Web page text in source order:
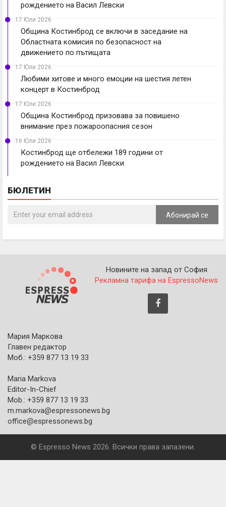
рождението на Васил Левски
17 Юли 2026
Община Костинброд се включи в заседание на
Областната комисия по безопасност на
движението по пътищата
17 Юли 2026
Любими хитове и много емоции на шестия летен
концерт в Костинброд
17 Юли 2026
Община Костинброд призовава за повишено
внимание през пожароопасния сезон
16 Юли 2026
Костинброд ще отбележи 189 години от
рождението на Васил Левски
БЮЛЕТИН
Абонирай се
Новините на запад от София
Рекламна тарифа на EspressoNews
Мария Маркова
Главен редактор
Моб.: +359 877 13 19 33
Maria Markova
Editor-In-Chief
Mob.: +359 877 13 19 33
m.markova@espressonews.bg
office@espressonews.bg
© Espresso News 2026. Всички права запазени.